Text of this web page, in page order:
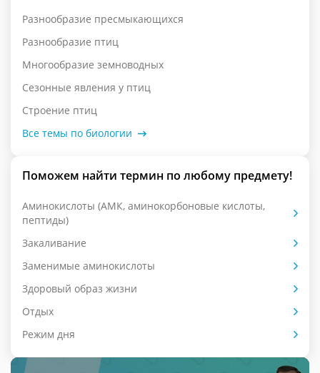
Разнообразие пресмыкающихся
Разнообразие птиц
Многообразие земноводных
Сезонные явления у птиц
Строение птиц
Все темы по биологии
Поможем найти термин по любому предмету!
Аминокислоты (АМК, аминокорбоновые кислоты,
пептиды)
Закаливание
Заменимые аминокислоты
Здоровый образ жизни
Отдых
Режим дня